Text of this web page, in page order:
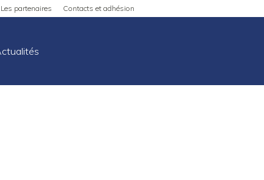
Les partenaires Contacts et adhésion